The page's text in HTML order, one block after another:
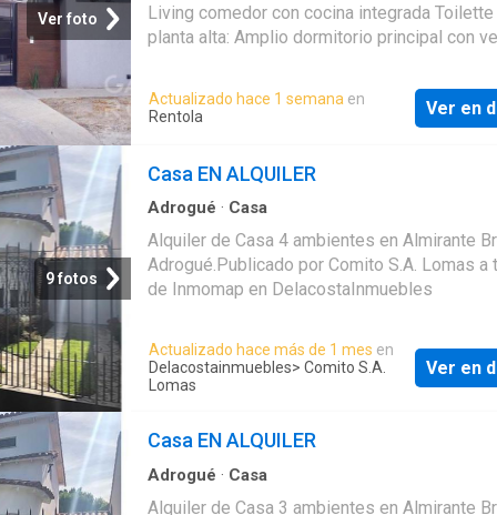
Ver foto
Living comedor con cocina integrada Toilette
planta alta: Amplio dormitorio principal con
Agua Sanitaria y Calefacción por piso
*EXPENSAS APROXIMADAS DE $* ACEPTA
MASCOTA* Condiciones: Mes de alquiler
del contrato) Sellado (1 % sobre el total del
Certificados Requisitos:- Garante propietario -
Recibo de sueldo del inquilino CMCPLZ Mat
3964 CUCICBA Mat 8182 / 8184 Las fotos
vinculantes ni contractuales. Las medidas y
superficies son aproximadas y no pueden ser
contractual entre las partes, las mismas
Estado Parcelario y la documentación
efecto orientativo
Actualizado hace 1 semana en
Rentola
Ver en
9 fotos
Casa EN ALQUILER
Adrogué · Casa
Alquiler de Casa 4 ambientes en Almirante
Adrogué.Publicado por Comito S.A. Lomas a
de Inmomap en DelacostaInmuebles
Actualizado hace más de 1 mes en
Delacostainmuebles> Comito S.A.
Lomas
Ver en
Casa EN ALQUILER
Adrogué · Casa
Alquiler de Casa 3 ambientes en Almirante